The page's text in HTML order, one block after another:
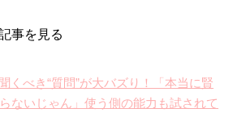
事を見る
くべき“質問”が大バズり！「本当に賢
ないじゃん」使う側の能力も試されて